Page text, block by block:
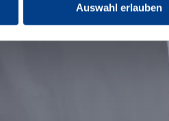
Auswahl erlauben